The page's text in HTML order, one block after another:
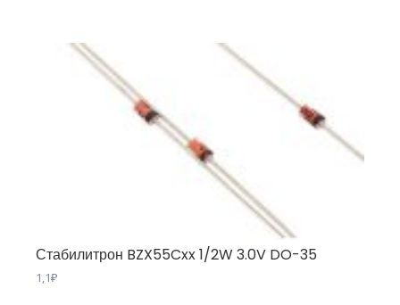
Стабилитрон BZX55Cxx 1/2W 3.0V DO-35
1,1₽